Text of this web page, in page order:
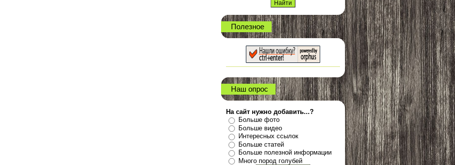
Полезное
Наш опрос
На сайт нужно добавить...?
Больше фото
Больше видео
Интересных ссылок
Больше статей
Больше полезной информации
Много пород голубей